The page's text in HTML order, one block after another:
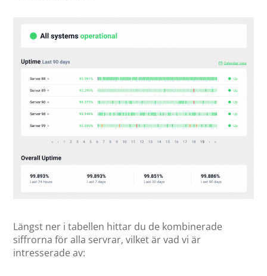
Längst ner i tabellen hittar du de kombinerade
siffrorna för alla servrar, vilket är vad vi är
intresserade av: